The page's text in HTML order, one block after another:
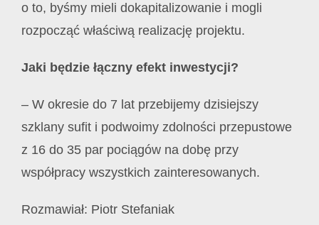
o to, byśmy mieli dokapitalizowanie i mogli
rozpocząć właściwą realizację projektu.
Jaki będzie łączny efekt inwestycji?
– W okresie do 7 lat przebijemy dzisiejszy
szklany sufit i podwoimy zdolności przepustowe
z 16 do 35 par pociągów na dobę przy
współpracy wszystkich zainteresowanych.
Rozmawiał: Piotr Stefaniak